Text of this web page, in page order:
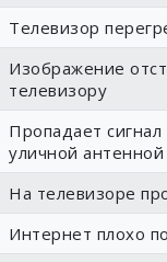
Телевизор
Изображение
телевизору
Пропадает
уличной антенной
На телевизоре
Интернет плохо